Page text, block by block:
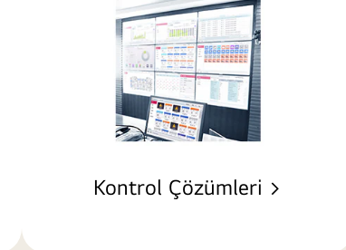
Kontrol Çözümleri >